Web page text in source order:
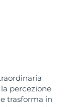
percezione
trasforma in